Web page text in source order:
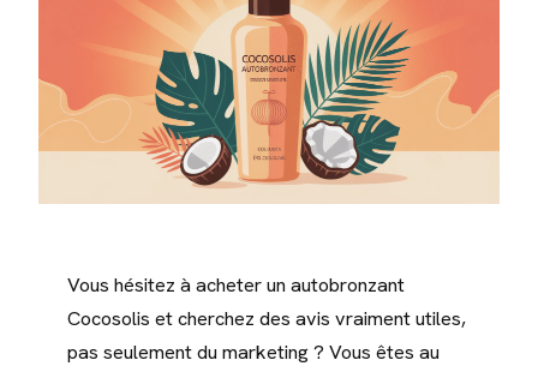
Vous hésitez à acheter un autobronzant
Cocosolis et cherchez des avis vraiment utiles,
pas seulement du marketing ? Vous êtes au